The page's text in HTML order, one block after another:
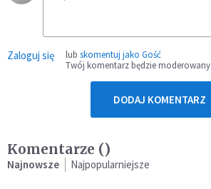
Zaloguj się lub skomentuj jako Gość
Twój komentarz będzie moderowany
DODAJ KOMENTARZ
Komentarze ()
Najnowsze Najpopularniejsze